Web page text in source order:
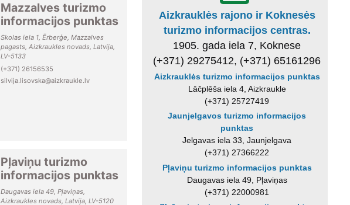
Mazzalves turizmo
informacijos punktas
Skolas iela 1, Ērberģe, Mazzalves
pagasts, Aizkraukles novads, Latvija,
LV-5133
(+371) 26156535
silvija.lisovska@aizkraukle.lv
Pļaviņu turizmo
informacijos punktas
Daugavas iela 49, Pļaviņas,
Aizkraukles novads, Latvija, LV-5120
Aizkrauklės rajono ir Koknesės
turizmo informacijos centras.
1905. gada iela 7, Koknese
(+371) 29275412, (+371) 65161296
Aizkrauklės turizmo informacijos punktas
Lāčplēša iela 4, Aizkraukle
(+371) 25727419
Jaunjelgavos turizmo informacijos
punktas
Jelgavas iela 33, Jaunjelgava
(+371) 27366222
Pļaviņu turizmo informacijos punktas
Daugavas iela 49, Pļaviņas
(+371) 22000981